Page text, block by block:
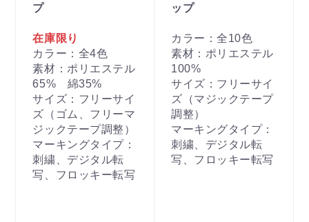
プ
在庫限り
カラー：全4色
素材：ポリエステル
65% 綿35%
サイズ：フリーサイ
ズ（ゴム、フリーマ
ジックテープ調整）
マーキングタイプ：
刺繍、デジタル転
写、フロッキー転写
ップ
カラー：全10色
素材：ポリエステル
100%
サイズ：フリーサイ
ズ（マジックテープ
調整）
マーキングタイプ：
刺繍、デジタル転
写、フロッキー転写